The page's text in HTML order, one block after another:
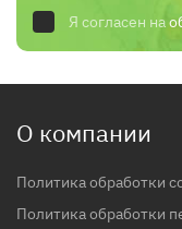
Я согласен на
О компании
Политика обработки
Политика обработки